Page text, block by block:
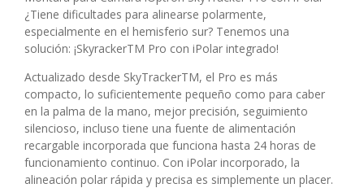
¿Tiene dificultades para alinearse polarmente,
especialmente en el hemisferio sur? Tenemos una
solución: ¡SkyrackerTM Pro con iPolar integrado!
Actualizado desde SkyTrackerTM, el Pro es más
compacto, lo suficientemente pequeño como para caber
en la palma de la mano, mejor precisión, seguimiento
silencioso, incluso tiene una fuente de alimentación
recargable incorporada que funciona hasta 24 horas de
funcionamiento continuo. Con iPolar incorporado, la
alineación polar rápida y precisa es simplemente un placer.